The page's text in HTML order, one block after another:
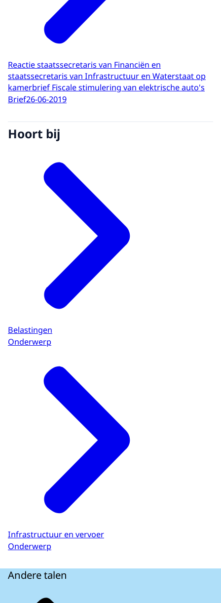
Reactie staatssecretaris van Financiën en
staatssecretaris van Infrastructuur en Waterstaat op
kamerbrief Fiscale stimulering van elektrische auto's
Brief26-06-2019
Hoort bij
Belastingen
Onderwerp
Infrastructuur en vervoer
Onderwerp
Andere talen